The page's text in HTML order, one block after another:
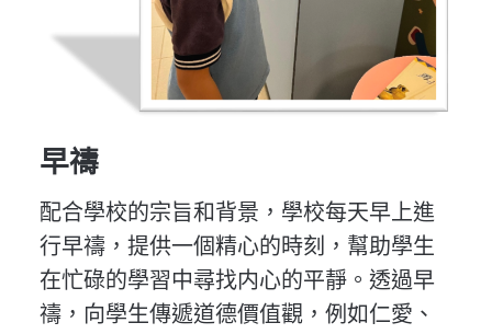
早禱
配合學校的宗旨和背景，學校每天早上進
行早禱，提供一個精心的時刻，幫助學生
在忙碌的學習中尋找内心的平靜。透過早
禱，向學生傳遞道德價值觀，例如仁愛、